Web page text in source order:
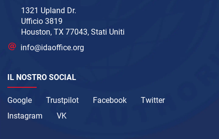
1321 Upland Dr.
Ufficio 3819
Houston, TX 77043, Stati Uniti
info@idaoffice.org
IL NOSTRO SOCIAL
Google Trustpilot Facebook
Twitter
Instagram
VK